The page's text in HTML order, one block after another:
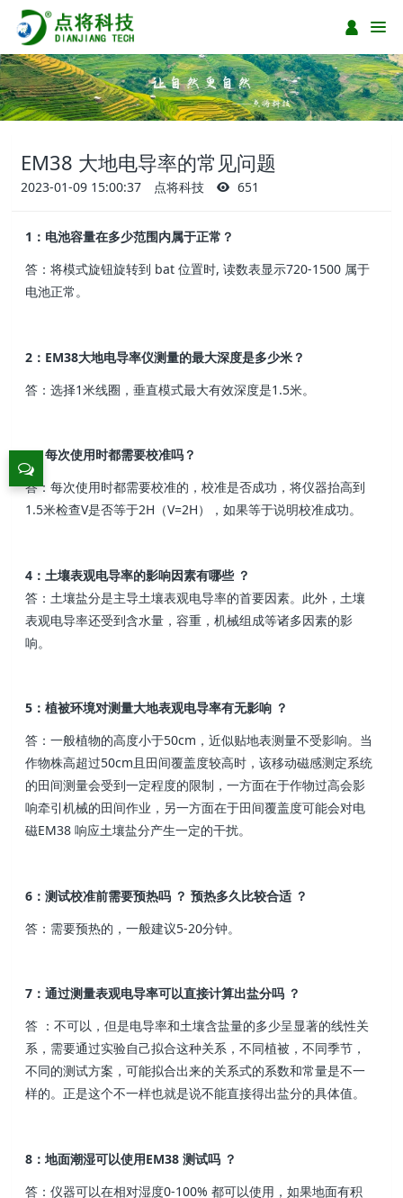
EM38 大地电导率的常见问题
2023-01-09 15:00:37 点将科技 651
1：电池容量在多少范围内属于正常？
答：将模式旋钮旋转到 bat 位置时, 读数表显示720-1500 属于
电池正常。
2：EM38大地电导率仪测量的最大深度是多少米？
答：选择1米线圈，垂直模式最大有效深度是1.5米。
3：每次使用时都需要校准吗？
答：每次使用时都需要校准的，校准是否成功，将仪器抬高到
1.5米检查V是否等于2H（V=2H），如果等于说明校准成功。
4：土壤表观电导率的影响因素有哪些 ？
答：土壤盐分是主导土壤表观电导率的首要因素。此外，土壤
表观电导率还受到含水量，容重，机械组成等诸多因素的影
响。
5：植被环境对测量大地表观电导率有无影响 ？
答：一般植物的高度小于50cm，近似贴地表测量不受影响。当
作物株高超过50cm且田间覆盖度较高时，该移动磁感测定系统
的田间测量会受到一定程度的限制，一方面在于作物过高会影
响牵引机械的田间作业，另一方面在于田间覆盖度可能会对电
磁EM38 响应土壤盐分产生一定的干扰。
6：测试校准前需要预热吗 ？ 预热多久比较合适 ？
答：需要预热的，一般建议5-20分钟。
7：通过测量表观电导率可以直接计算出盐分吗 ？
答 ：不可以，但是电导率和土壤含盐量的多少呈显著的线性关
系，需要通过实验自己拟合这种关系，不同植被，不同季节，
不同的测试方案，可能拟合出来的关系式的系数和常量是不一
样的。正是这个不一样也就是说不能直接得出盐分的具体值。
8：地面潮湿可以使用EM38 测试吗 ？
答：仪器可以在相对湿度0-100% 都可以使用，如果地面有积